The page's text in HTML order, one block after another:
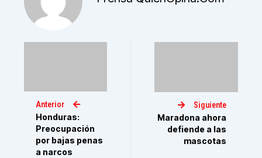
Anterior
Honduras:
Preocupación
por bajas penas
a narcos
Siguiente
Maradona ahora
defiende a las
mascotas